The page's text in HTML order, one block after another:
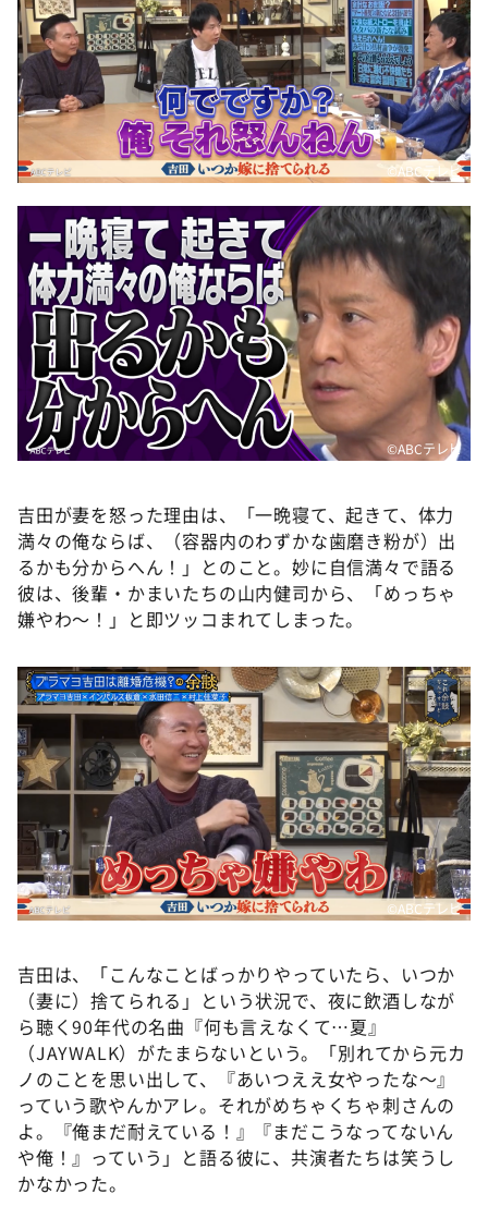
©️ABCテレビ
©️ABCテレビ
吉田が妻を怒った理由は、「一晩寝て、起きて、体力
満々の俺ならば、（容器内のわずかな歯磨き粉が）出
るかも分からへん！」とのこと。妙に自信満々で語る
彼は、後輩・かまいたちの山内健司から、「めっちゃ
嫌やわ～！」と即ツッコまれてしまった。
©️ABCテレビ
吉田は、「こんなことばっかりやっていたら、いつか
（妻に）捨てられる」という状況で、夜に飲酒しなが
ら聴く90年代の名曲『何も言えなくて…夏』
（JAYWALK）がたまらないという。「別れてから元カ
ノのことを思い出して、『あいつええ女やったな～』
っていう歌やんかアレ。それがめちゃくちゃ刺さんの
よ。『俺まだ耐えている！』『まだこうなってないん
や俺！』っていう」と語る彼に、共演者たちは笑うし
かなかった。